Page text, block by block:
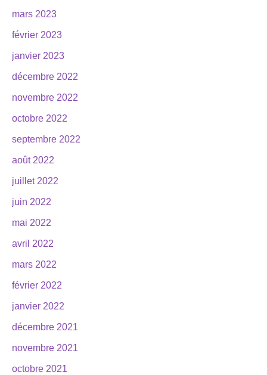
mars 2023
février 2023
janvier 2023
décembre 2022
novembre 2022
octobre 2022
septembre 2022
août 2022
juillet 2022
juin 2022
mai 2022
avril 2022
mars 2022
février 2022
janvier 2022
décembre 2021
novembre 2021
octobre 2021